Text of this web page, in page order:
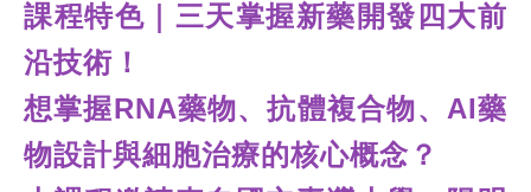
課程特色｜三天掌握新藥開發四大前
沿技術！
想掌握RNA藥物、抗體複合物、AI藥
物設計與細胞治療的核心概念？